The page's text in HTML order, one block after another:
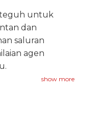
teguh untuk
dan
saluran
agen
show more